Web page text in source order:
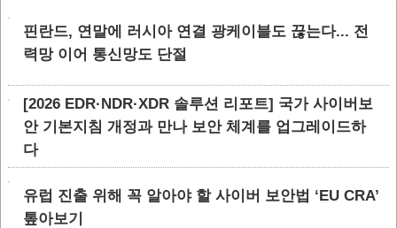
핀란드, 연말에 러시아 연결 광케이블도 끊는다... 전
력망 이어 통신망도 단절
[2026 EDR·NDR·XDR 솔루션 리포트] 국가 사이버보
안 기본지침 개정과 만나 보안 체계를 업그레이드하
다
유럽 진출 위해 꼭 알아야 할 사이버 보안법 ‘EU CRA’
톺아보기